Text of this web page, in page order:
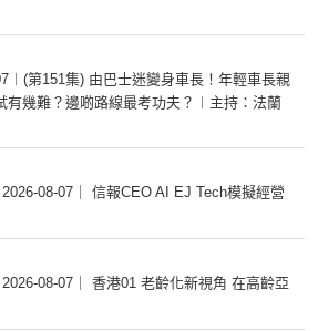
第151集) 由巴士迷變身車長！年輕車長親
有幾難？邊啲路線最考功夫？︱主持：法蘭
08-07｜ 信報CEO AI EJ Tech模擬經營
08-07｜ 香港01 老齡化新視角 在高齡亞